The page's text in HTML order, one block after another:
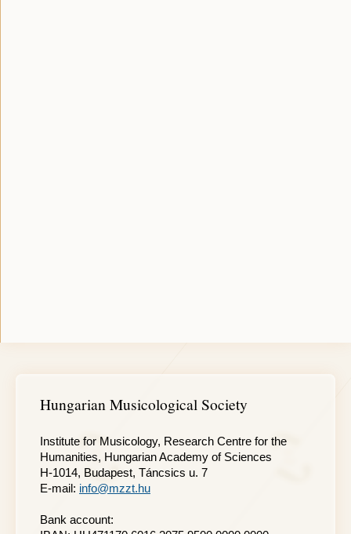
Hungarian Musicological Society
Institute for Musicology, Research Centre for the
Humanities, Hungarian Academy of Sciences
H-1014, Budapest, Táncsics u. 7
E-mail: info@mzzt.hu
Bank account: